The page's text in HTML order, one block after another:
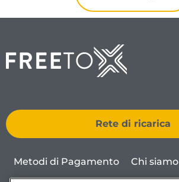
Rete di ricarica
Metodi di Pagamento Chi siamo